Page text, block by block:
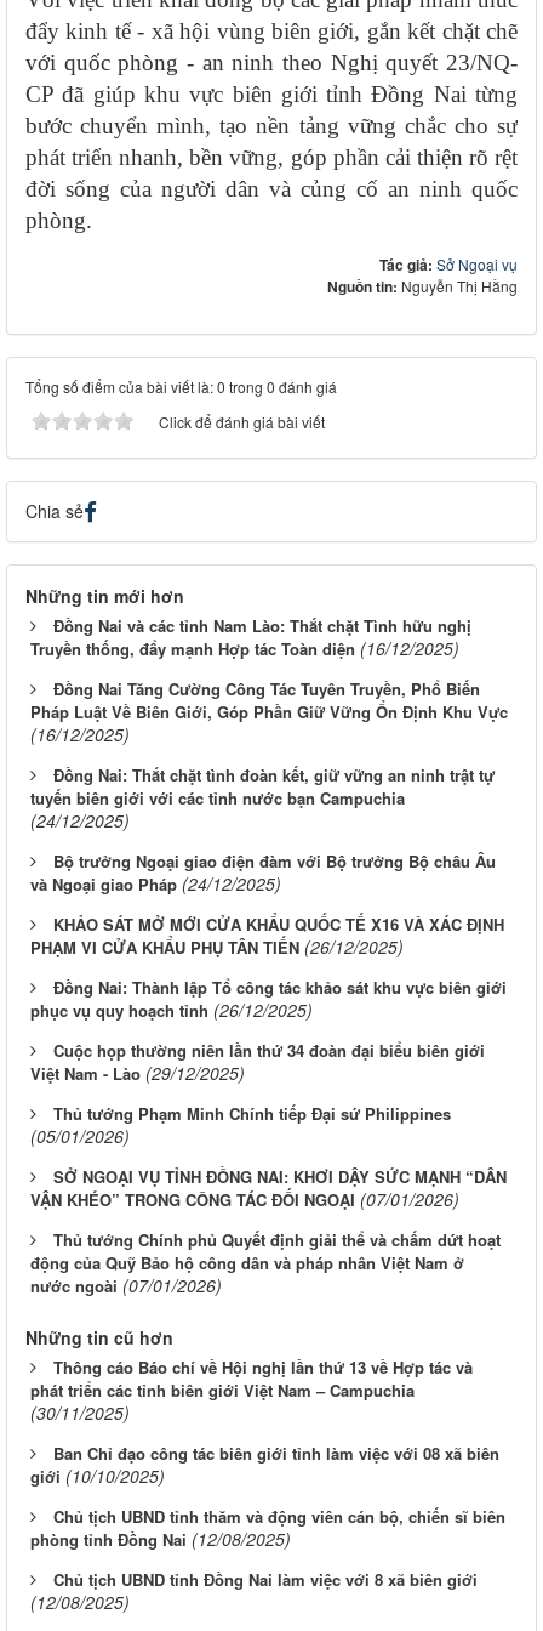
đẩy kinh tế - xã hội vùng biên giới, gắn kết chặt chẽ
với quốc phòng - an ninh theo Nghị quyết 23/NQ-
CP đã giúp khu vực biên giới tỉnh Đồng Nai từng
bước chuyển mình, tạo nền tảng vững chắc cho sự
phát triển nhanh, bền vững, góp phần cải thiện rõ rệt
đời sống của người dân và củng cố an ninh quốc
phòng.
Tác giả: Sở Ngoại vụ
Nguồn tin: Nguyễn Thị Hằng
Tổng số điểm của bài viết là: 0 trong 0 đánh giá
Click để đánh giá bài viết
Chia sẻ
Những tin mới hơn
Đồng Nai và các tỉnh Nam Lào: Thắt chặt Tình hữu nghị
Truyền thống, đẩy mạnh Hợp tác Toàn diện (16/12/2025)
Đồng Nai Tăng Cường Công Tác Tuyên Truyền, Phổ Biến
Pháp Luật Về Biên Giới, Góp Phần Giữ Vững Ổn Định Khu Vực
(16/12/2025)
Đồng Nai: Thắt chặt tình đoàn kết, giữ vững an ninh trật tự
tuyến biên giới với các tỉnh nước bạn Campuchia
(24/12/2025)
Bộ trưởng Ngoại giao điện đàm với Bộ trưởng Bộ châu Âu
và Ngoại giao Pháp (24/12/2025)
KHẢO SÁT MỞ MỚI CỬA KHẨU QUỐC TẾ X16 VÀ XÁC ĐỊNH
PHẠM VI CỬA KHẨU PHỤ TÂN TIẾN (26/12/2025)
Đồng Nai: Thành lập Tổ công tác khảo sát khu vực biên giới
phục vụ quy hoạch tỉnh (26/12/2025)
Cuộc họp thường niên lần thứ 34 đoàn đại biểu biên giới
Việt Nam - Lào (29/12/2025)
Thủ tướng Phạm Minh Chính tiếp Đại sứ Philippines
(05/01/2026)
SỞ NGOẠI VỤ TỈNH ĐỒNG NAI: KHƠI DẬY SỨC MẠNH “DÂN
VẬN KHÉO” TRONG CÔNG TÁC ĐỐI NGOẠI (07/01/2026)
Thủ tướng Chính phủ Quyết định giải thể và chấm dứt hoạt
động của Quỹ Bảo hộ công dân và pháp nhân Việt Nam ở
nước ngoài (07/01/2026)
Những tin cũ hơn
Thông cáo Báo chí về Hội nghị lần thứ 13 về Hợp tác và
phát triển các tỉnh biên giới Việt Nam – Campuchia
(30/11/2025)
Ban Chỉ đạo công tác biên giới tỉnh làm việc với 08 xã biên
giới (10/10/2025)
Chủ tịch UBND tỉnh thăm và động viên cán bộ, chiến sĩ biên
phòng tỉnh Đồng Nai (12/08/2025)
Chủ tịch UBND tỉnh Đồng Nai làm việc với 8 xã biên giới
(12/08/2025)